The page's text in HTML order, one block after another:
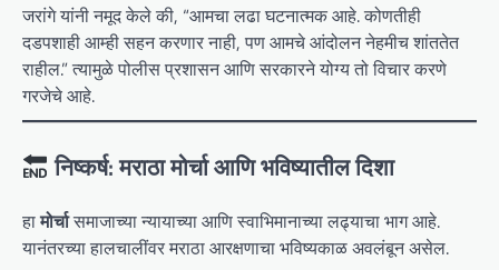
जरांगे यांनी नमूद केले की, “आमचा लढा घटनात्मक आहे. कोणतीही
दडपशाही आम्ही सहन करणार नाही, पण आमचे आंदोलन नेहमीच शांततेत
राहील.” त्यामुळे पोलीस प्रशासन आणि सरकारने योग्य तो विचार करणे
गरजेचे आहे.
निष्कर्ष:मराठा मोर्चाआणि भविष्यातील दिशा
हामोर्चासमाजाच्या न्यायाच्या आणि स्वाभिमानाच्या लढ्याचा भाग आहे.
यानंतरच्या हालचालींवर मराठा आरक्षणाचा भविष्यकाळ अवलंबून असेल.